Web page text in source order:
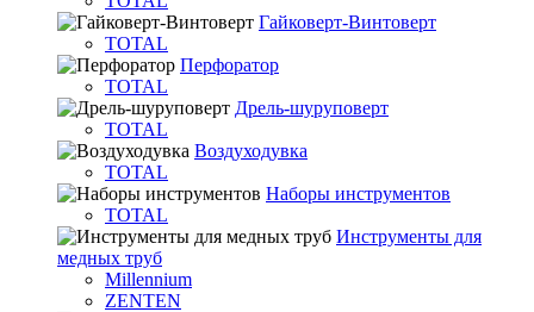
Гайковерт-Винтоверт
TOTAL
Перфоратор
TOTAL
Дрель-шуруповерт
TOTAL
Воздуходувка
TOTAL
Наборы инструментов
TOTAL
Инструменты для
медных труб
Millennium
ZENTEN